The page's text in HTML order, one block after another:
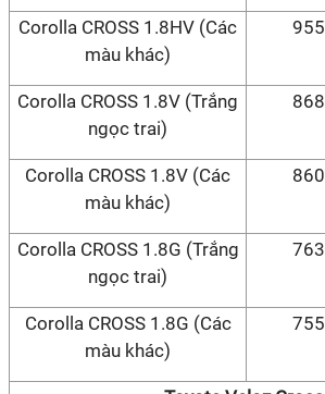
Corolla CROSS 1.8HV (Các
màu khác)
955
Corolla CROSS 1.8V (Trắng
ngọc trai)
868
Corolla CROSS 1.8V (Các
màu khác)
860
Corolla CROSS 1.8G (Trắng
ngọc trai)
763
Corolla CROSS 1.8G (Các
màu khác)
755